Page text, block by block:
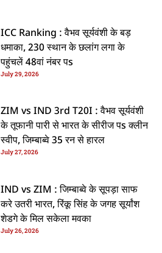
ICC Ranking : वैभव सूर्यवंशी के बड़
धमाका, 230 स्थान के छलांग लगा के
पहुंचलें 48वां नंबर पs
July 29, 2026
ZIM vs IND 3rd T20I : वैभव सूर्यवंशी
के तूफानी पारी से भारत के सीरीज पs क्लीन
स्वीप, जिम्बाब्वे 35 रन से हारल
July 27, 2026
IND vs ZIM : जिम्बाब्वे के सूपड़ा साफ
करे उतरी भारत, रिंकू सिंह के जगह सूर्यांश
शेडगे के मिल सकेला मवका
July 26, 2026